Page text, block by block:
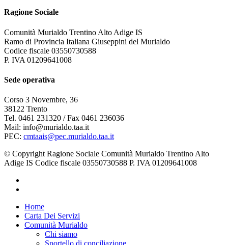
Ragione Sociale
Comunità Murialdo Trentino Alto Adige IS
Ramo di Provincia Italiana Giuseppini del Murialdo
Codice fiscale 03550730588
P. IVA 01209641008
Sede operativa
Corso 3 Novembre, 36
38122 Trento
Tel. 0461 231320 / Fax 0461 236036
Mail: info@murialdo.taa.it
PEC: cmtaais@pec.murialdo.taa.it
© Copyright Ragione Sociale Comunità Murialdo Trentino Alto
Adige IS Codice fiscale 03550730588 P. IVA 01209641008
Close
Menu
Home
Carta Dei Servizi
Comunità Murialdo
Chi siamo